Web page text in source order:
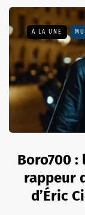
A LA UNE
Boro700
rappeur
d’Éric